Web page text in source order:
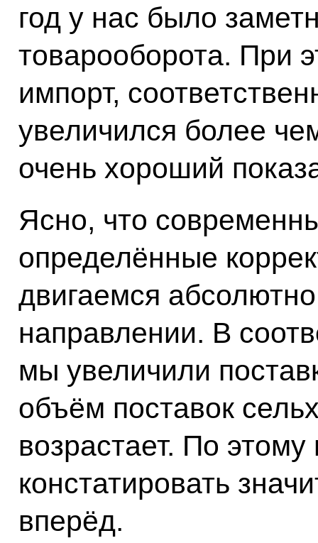
год у нас было
товарооборота. При
импорт,
увеличился более
очень хороший
Ясно, что
определённые
двигаемся
направлении. В
мы увеличили
объём поставок
возрастает. По
констатировать
вперёд.